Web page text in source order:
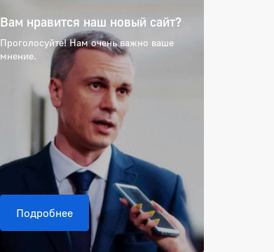
Вам нравится наш новый сайт?
Проголосуйте! Нам очень важно ваше
мнение.
Подробнее